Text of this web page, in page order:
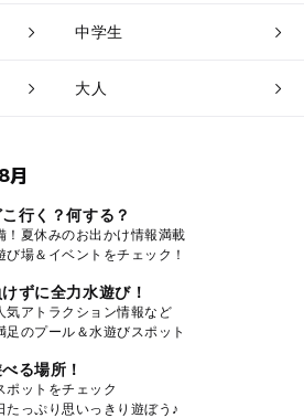
中学生
大人
月
行く？何する？
！夏休みのお出かけ情報満載
び場＆イベントをチェック！
ずに全力水遊び！
気アトラクション情報など
足のプール＆水遊びスポット
る場所！
ポットをチェック
たっぷり思いっきり遊ぼう♪